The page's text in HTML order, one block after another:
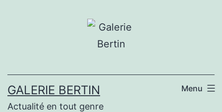
GALERIE BERTIN
Actualité en tout genre
Menu